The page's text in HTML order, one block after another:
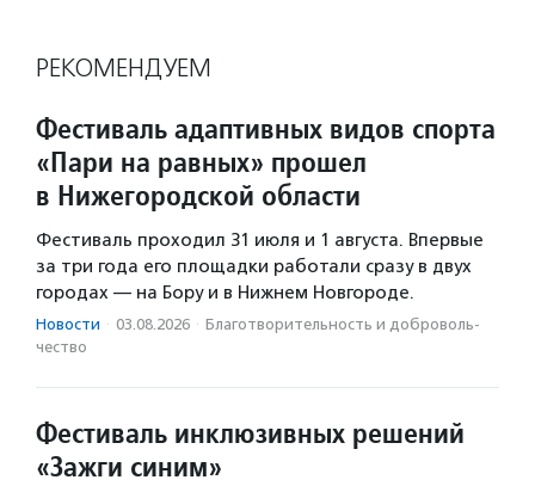
РЕКОМЕНДУЕМ
Фестиваль адаптивных видов спорта
«Пари на равных» прошел
в Нижегородской области
Фестиваль проходил 31 июля и 1 августа. Впервые
за три года его площадки работали сразу в двух
городах — на Бору и в Нижнем Новгороде.
Новости · 03.08.2026 · Благотвори­тель­ность и доброволь­
чест­во
Фестиваль инклюзивных решений
«Зажги синим»